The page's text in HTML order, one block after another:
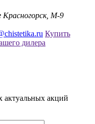
Красногорск, М-9
Купить
дилера
актуальных акций